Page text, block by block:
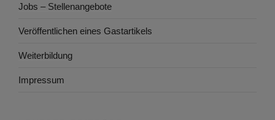
Jobs – Stellenangebote
Veröffentlichen eines Gastartikels
Weiterbildung
Impressum